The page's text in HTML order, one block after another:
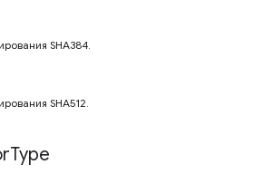
SHA384.
SHA512.
Type